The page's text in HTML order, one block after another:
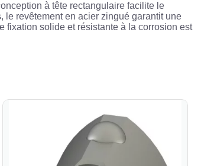
à tête rectangulaire facilite le
le revêtement en acier zingué garantit une
fixation solide et résistante à la corrosion est